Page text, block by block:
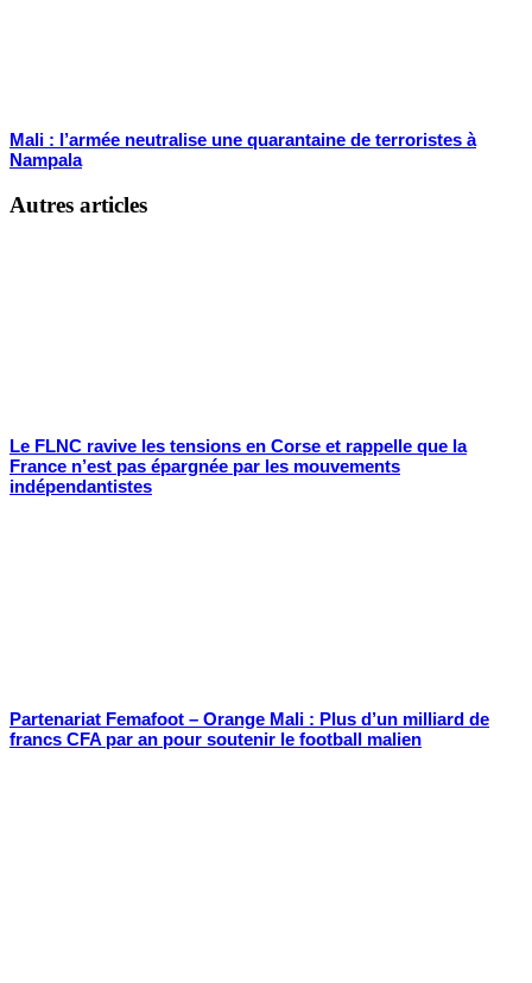
Mali : l’armée neutralise une quarantaine de terroristes à
Nampala
Autres articles
Le FLNC ravive les tensions en Corse et rappelle que la
France n’est pas épargnée par les mouvements
indépendantistes
Partenariat Femafoot – Orange Mali : Plus d’un milliard de
francs CFA par an pour soutenir le football malien